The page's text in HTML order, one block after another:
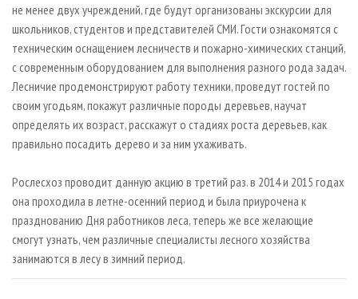
не менее двух учреждений, где будут организованы экскурсии для
школьников, студентов и представителей СМИ. Гости ознакомятся с
техническим оснащением лесничеств и пожарно-химических станций,
с современным оборудованием для выполнения разного рода задач.
Лесничие продемонстрируют работу техники, проведут гостей по
своим угодьям, покажут различные породы деревьев, научат
определять их возраст, расскажут о стадиях роста деревьев, как
правильно посадить дерево и за ним ухаживать.
Рослесхоз проводит данную акцию в третий раз. в 2014 и 2015 годах
она проходила в летне-осенний период и была приурочена к
празднованию Дня работников леса, теперь же все желающие
смогут узнать, чем различные специалисты лесного хозяйства
занимаются в лесу в зимний период.